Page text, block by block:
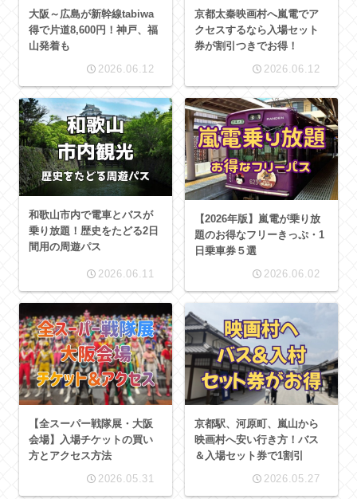
大阪～広島が新幹線tabiwa
得で片道8,600円！神戸、福
山発着も
2026.06.12
京都太秦映画村へ嵐電でア
クセスするなら入場セット
券が割引つきでお得！
2026.06.12
和歌山市内で電車とバスが
乗り放題！歴史をたどる2日
間用の周遊パス
2026.06.11
【2026年版】嵐電が乗り放
題のお得なフリーきっぷ・1
日乗車券５選
2026.06.02
【全スーパー戦隊展・大阪
会場】入場チケットの買い
方とアクセス方法
2026.05.31
京都駅、河原町、嵐山から
映画村へ安い行き方！バス
＆入場セット券で1割引
2026.05.27